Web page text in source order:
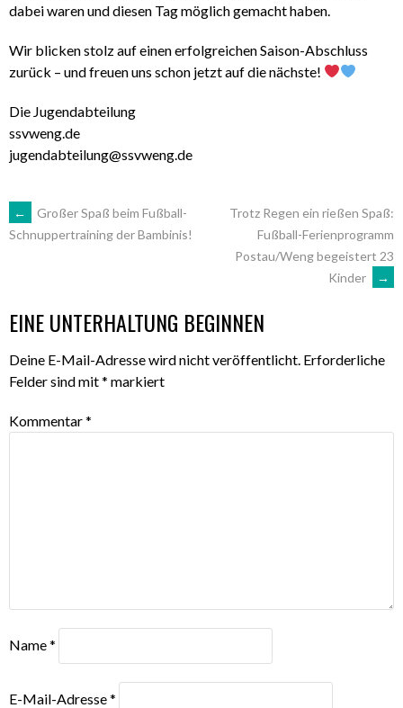
dabei waren und diesen Tag möglich gemacht haben.
Wir blicken stolz auf einen erfolgreichen Saison-Abschluss
zurück – und freuen uns schon jetzt auf die nächste!
Die Jugendabteilung
ssvweng.de
jugendabteilung@ssvweng.de
ARTIKEL-
←
Großer Spaß beim Fußball-
Schnuppertraining der Bambinis!
Trotz Regen ein rießen Spaß:
Fußball-Ferienprogramm
Postau/Weng begeistert 23
Kinder
→
EINE UNTERHALTUNG BEGINNEN
Deine E-Mail-Adresse wird nicht veröffentlicht. Erforderliche
Felder sind mit* markiert
Kommentar*
Name*
E-Mail-Adresse*